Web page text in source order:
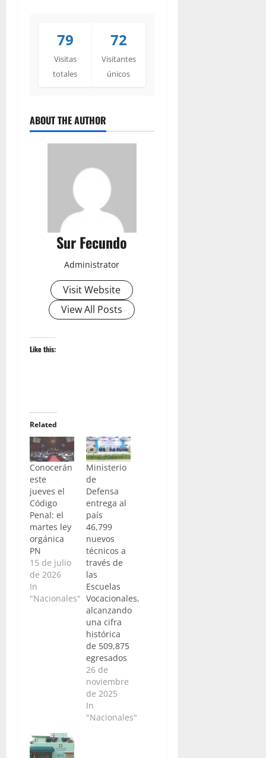
79
Visitas
totales
72
Visitantes
únicos
ABOUT THE AUTHOR
Sur Fecundo
Administrator
Visit Website
View All Posts
Like this:
Related
Conocerán
este
jueves el
Código
Penal: el
martes ley
orgánica
PN
15 de julio
de 2026
In
"Nacionales"
Ministerio
de
Defensa
entrega al
país
46,799
nuevos
técnicos a
través de
las
Escuelas
Vocacionales,
alcanzando
una cifra
histórica
de 509,875
egresados
26 de
noviembre
de 2025
In
"Nacionales"